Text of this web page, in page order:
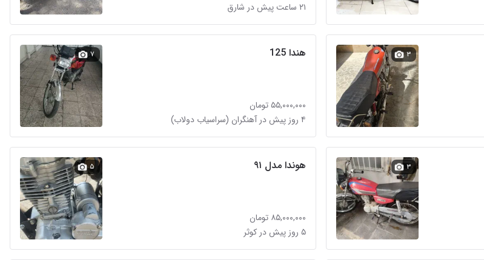
۲۱ ساعت پیش در شارق
۳ هندا 125
۵۵,۰۰۰,۰۰۰ تومان
۴ روز پیش در آهنگران (سراسیاب دولاب)
۷
۳ هوندا مدل ۹۱
۸۵,۰۰۰,۰۰۰ تومان
۵ روز پیش در کوثر
۵